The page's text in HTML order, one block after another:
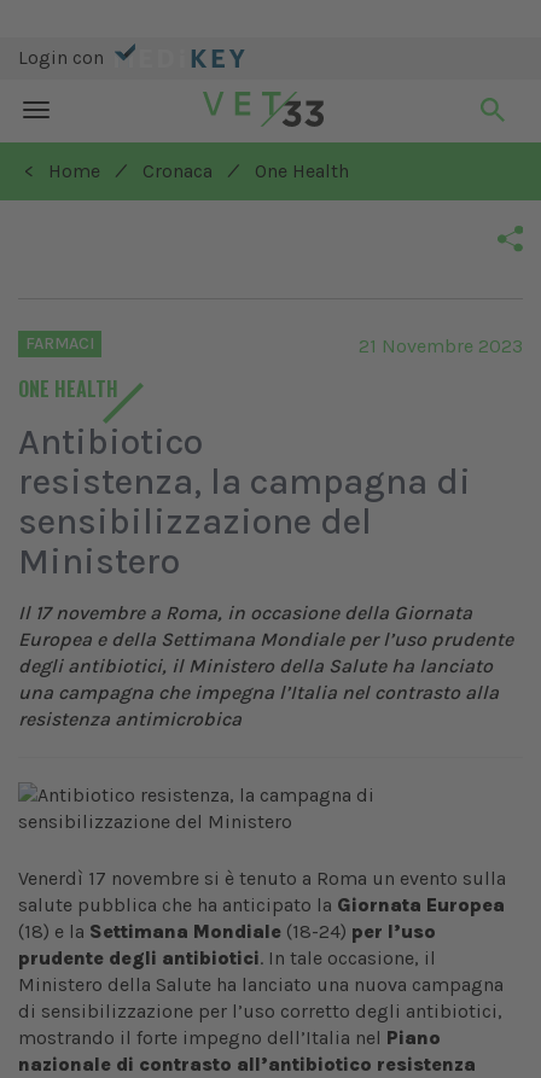
Login con
Toggle
navigation
< Home
/ Cronaca / One Health
FARMACI
ONE HEALTH
21 Novembre 2023
Antibiotico
resistenza, la campagna di
sensibilizzazione del
Ministero
Il 17 novembre a Roma, in occasione della Giornata
Europea e della Settimana Mondiale per l’uso prudente
degli antibiotici, il Ministero della Salute ha lanciato
una campagna che impegna l’Italia nel contrasto alla
resistenza antimicrobica
Venerdì 17 novembre si è tenuto a Roma un evento sulla
salute pubblica che ha anticipato la Giornata Europea
(18) e la Settimana Mondiale (18-24) per l’uso
prudente degli antibiotici. In tale occasione, il
Ministero della Salute ha lanciato una nuova campagna
di sensibilizzazione per l’uso corretto degli antibiotici,
mostrando il forte impegno dell’Italia nel Piano
nazionale di contrasto all’antibiotico resistenza